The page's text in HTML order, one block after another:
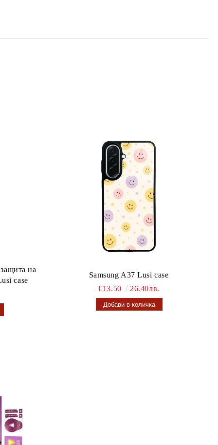
на
case
Samsung A37 Lusi case
€13.50
26.40лв.